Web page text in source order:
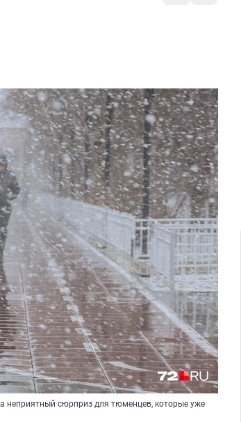
неприятный сюрприз для тюменцев, которые уже